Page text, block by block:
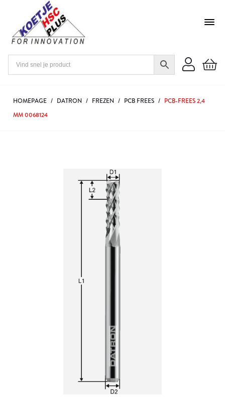
HOMEPAGE / DATRON / FREZEN / PCB FREES / PCB-FREES 2,4
MM 0068124